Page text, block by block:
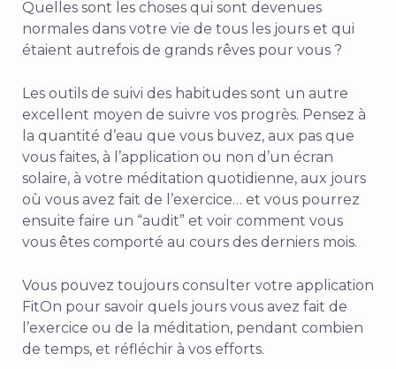
Quelles sont les choses qui sont devenues
normales dans votre vie de tous les jours et qui
étaient autrefois de grands rêves pour vous ?
Les outils de suivi des habitudes sont un autre
excellent moyen de suivre vos progrès. Pensez à
la quantité d’eau que vous buvez, aux pas que
vous faites, à l’application ou non d’un écran
solaire, à votre méditation quotidienne, aux jours
où vous avez fait de l’exercice… et vous pourrez
ensuite faire un “audit” et voir comment vous
vous êtes comporté au cours des derniers mois.
Vous pouvez toujours consulter votre application
FitOn pour savoir quels jours vous avez fait de
l’exercice ou de la méditation, pendant combien
de temps, et réfléchir à vos efforts.